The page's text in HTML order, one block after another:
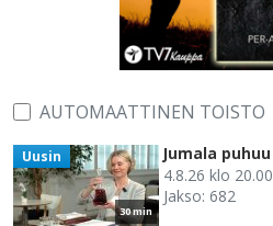
AUTOMAATTINEN TOISTO
30 min
Uusin Jumala puhuu
4.8.26 klo 20.00
Jakso: 682